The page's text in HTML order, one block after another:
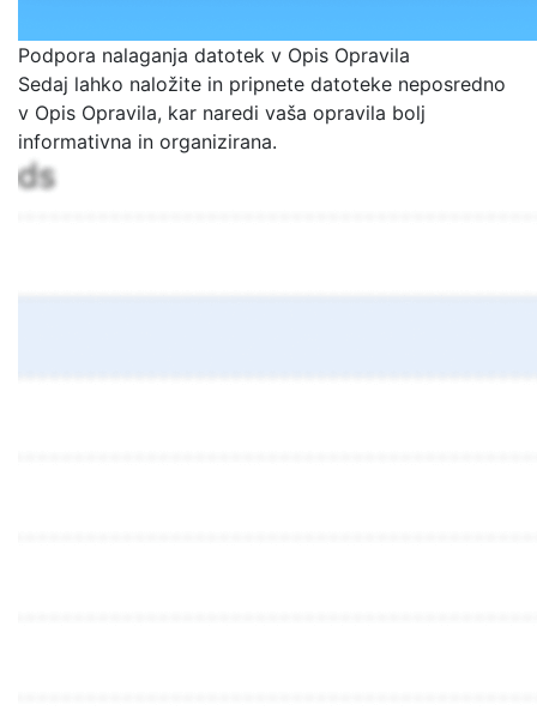
Podpora nalaganja datotek v Opis Opravila
Sedaj lahko naložite in pripnete datoteke neposredno
v Opis Opravila, kar naredi vaša opravila bolj
informativna in organizirana.